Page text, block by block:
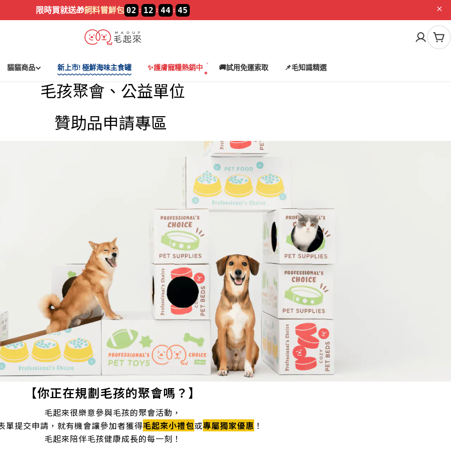
限時買就送🎁飼料嘗鮮包 02 : 12 : 44 : 44
購
貓貓商品 新上市! 極鮮海味主食罐 ✨護膚寵糧熱銷中 🚚試用免運索取 📌毛知識精選
毛孩聚會、公益單位
贊助品申請專區
【你正在規劃毛孩的聚會嗎？】
毛起來很樂意參與毛孩的聚會活動，
單提交申請，就有機會讓參加者獲得毛起來小禮包或專屬獨家優惠 ！
毛起來陪伴毛孩健康成長的每一刻！